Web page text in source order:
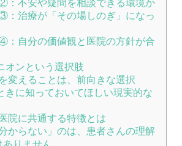
：不安や疑問を相談できる環境か
：治療が「その場しのぎ」になっ
：自分の価値観と医院の方針が合
オンという選択肢
変えることは、前向きな選択
きに知っておいてほしい現実的な
院に共通する特徴とは
からない」のは、患者さんの理解
ありません